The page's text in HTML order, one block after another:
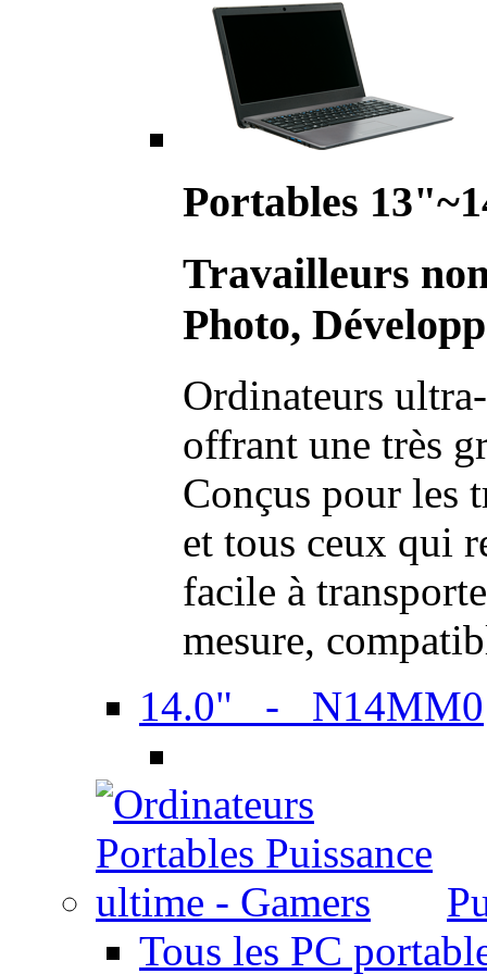
Portables
Travailleurs
Photo,
Ordinateurs
offrant une très
Conçus pour les
et tous ceux qui
facile à
mesure,
14.0" - N14MM0
Tous les PC